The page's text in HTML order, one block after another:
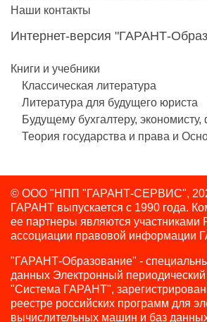
Наши контакты
Интернет-версия "ГАРАНТ-
Книги и учебники
Классическая литература
Литература для будущего юриста
Будущему бухгалтеру, экономисту,
Теория государства и права и
© ООО "НПП "ГАРАНТ-СЕРВИС",
ГАРАНТ выпускается с 1990 года.
ее партнеры являются участниками
ассоциации правовой информации
"ГАРАНТ-Образование" -
данных Электронный
"Система ГАРАНТ",
реестре российских программ для
вычислительных машин и баз